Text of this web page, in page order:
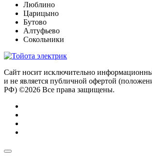
Люблино
Царицыно
Бутово
Алтуфьево
Сокольники
Сайт носит исключительно
и не является публичной офертой
РФ) ©2026 Все права защищены.